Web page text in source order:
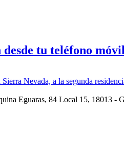
tu teléfono móvil
Nevada, a la segunda
Eguaras, 84 Local 15, 18013 -